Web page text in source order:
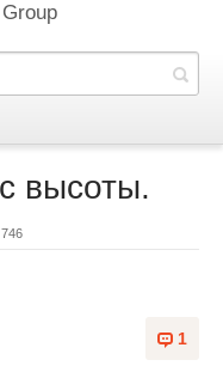
высоты.
1